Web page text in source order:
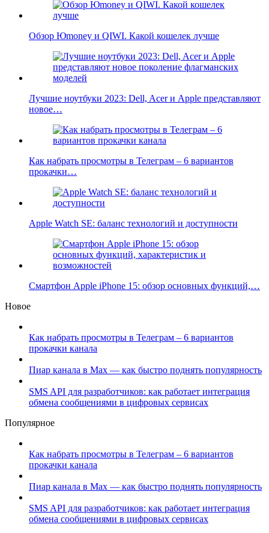
Обзор Юmoney и QIWI. Какой кошелек лучше
Лучшие ноутбуки 2023: Dell, Acer и Apple представляют
новое…
Как набрать просмотры в Телеграм – 6 вариантов
прокачки…
Apple Watch SE: баланс технологий и доступности
Смартфон Apple iPhone 15: обзор основных функций,…
Новое
Как набрать просмотры в Телеграм – 6 вариантов
прокачки канала
Пиар канала в Max — как быстро поднять популярность
SMS API для разработчиков: как работает интеграция
обмена сообщениями в цифровых сервисах
Популярное
Как набрать просмотры в Телеграм – 6 вариантов
прокачки канала
Пиар канала в Max — как быстро поднять популярность
SMS API для разработчиков: как работает интеграция
обмена сообщениями в цифровых сервисах